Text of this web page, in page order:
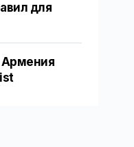
для
Армения